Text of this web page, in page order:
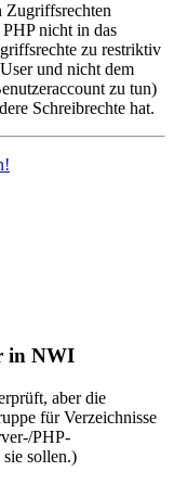
Zugriffsrechten
nicht in das
zu restriktiv
und nicht dem
zu tun)
Schreibrechte hat.
in NWI
aber die
für Verzeichnisse
PHP-
sollen.)